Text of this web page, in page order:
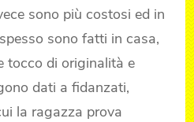
sono più costosi ed in
sono fatti in casa,
tocco di originalità e
dati a fidanzati,
la ragazza prova